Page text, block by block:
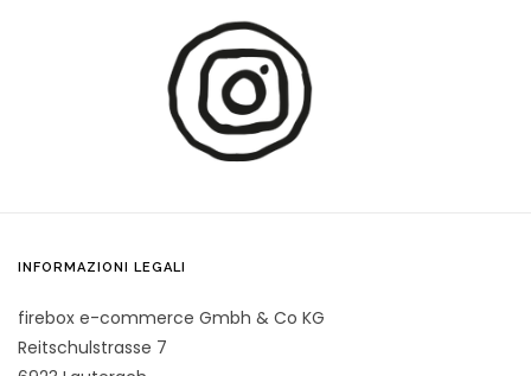
INFORMAZIONI LEGALI
firebox e-commerce Gmbh & Co KG
Reitschulstrasse 7